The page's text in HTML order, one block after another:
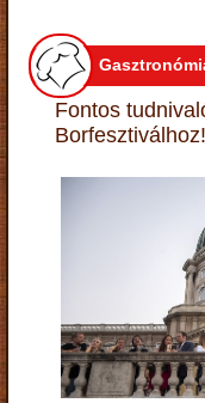
Fontos
Borfesztiválhoz!